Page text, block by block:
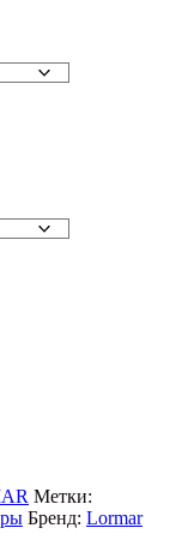
Метки:
Бренд: Lormar